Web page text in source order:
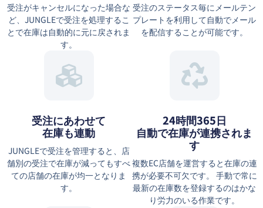
受注がキャンセルになった場合な
ど、JUNGLEで受注を処理するこ
とで在庫は自動的に元に戻されま
す。
受注のステータス毎にメールテン
プレートを利用して自動でメール
を配信することが可能です。
受注にあわせて
在庫も連動
JUNGLEで受注を管理すると、店
舗別の受注で在庫が減ってもすべ
ての店舗の在庫が均一となりま
す。
24時間365日
自動で在庫が連携されま
す
複数EC店舗を運営すると在庫の連
携が必要不可欠です。 手動で常に
最新の在庫数を登録するのはかな
り労力のいる作業です。